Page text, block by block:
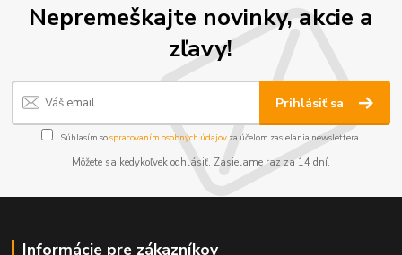
Nepremeškajte novinky, akcie a
zľavy!
Prihlásiť sa
Súhlasím sospracovaním osobných údajov za účelom zasielania newslettera.
Môžete sa kedykoľvek odhlásiť. Zasielame raz za 14 dní.
Informácie pre zákazníkov